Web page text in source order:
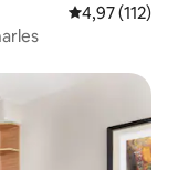
Gemiddelde
4,97 (112)